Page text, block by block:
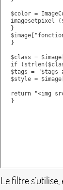
Le filtre